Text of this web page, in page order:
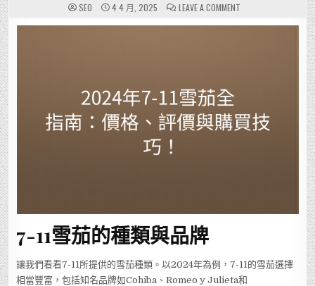
SEO 4 4 月, 2025 LEAVE A COMMENTON
2024
年
價
與
購
7-11雪茄的種類與品牌
讓我們看看7-11所提供的雪茄種類。以2024年為例，7-11的雪茄選擇
相當豐富，包括知名品牌如Cohiba、Romeo y Julieta和